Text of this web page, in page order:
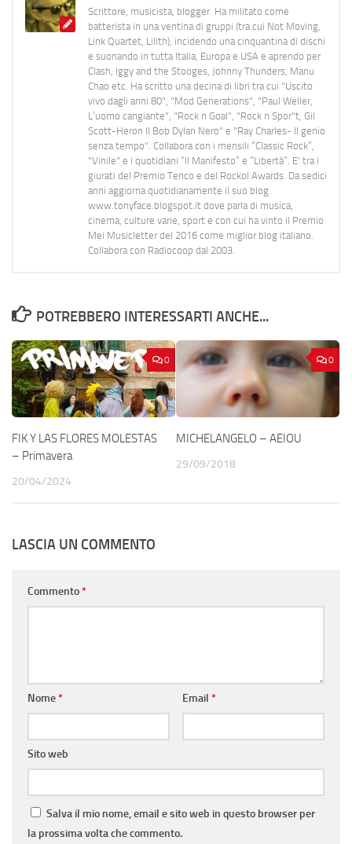
Scrittore, musicista, blogger. Ha militato come
batterista in una ventina di gruppi (tra cui Not Moving,
Link Quartet, Lilith), incidendo una cinquantina di dischi
e suonando in tutta Italia, Europa e USA e aprendo per
Clash, Iggy and the Stooges, Johnny Thunders, Manu
Chao etc. Ha scritto una decina di libri tra cui "Uscito
vivo dagli anni 80", "Mod Generations", "Paul Weller,
L’uomo cangiante", "Rock n Goal", "Rock n Spor"t, Gil
Scott-Heron Il Bob Dylan Nero" e "Ray Charles- Il genio
senza tempo". Collabora con i mensili “Classic Rock”,
"Vinile" e i quotidiani “Il Manifesto” e “Libertà”. E' tra i
giurati del Premio Tenco e del Rockol Awards. Da sedici
anni aggiorna quotidianamente il suo blog
www.tonyface.blogspot.it dove parla di musica,
cinema, culture varie, sport e con cui ha vinto il Premio
Mei Musicletter del 2016 come miglior blog italiano.
Collabora con Radiocoop dal 2003.
POTREBBERO INTERESSARTI ANCHE...
0
FIK Y LAS FLORES MOLESTAS
– Primavera
20/04/2024
0
MICHELANGELO – AEIOU
29/09/2018
LASCIA UN COMMENTO
Commento*
Nome* Email *
Sito web
Salva il mio nome, email e sito web in questo browser per
la prossima volta che commento.